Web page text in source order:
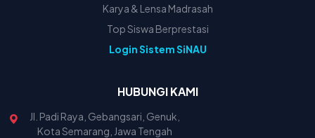
Karya & Lensa Madrasah
Top Siswa Berprestasi
Login Sistem SiNAU
HUBUNGI KAMI
Jl. Padi Raya, Gebangsari, Genuk,
Kota Semarang, Jawa Tengah